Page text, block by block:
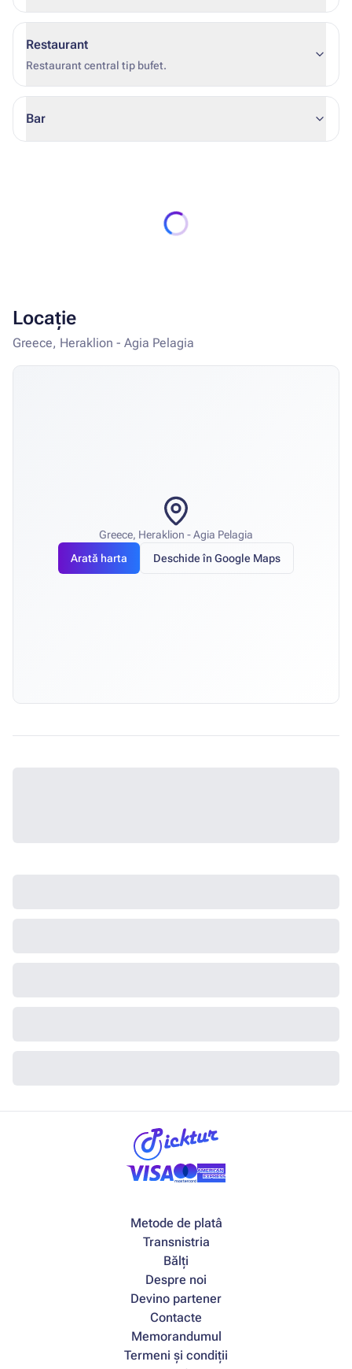
Restaurant
Restaurant central tip bufet.
Bar
Locație
Greece, Heraklion - Agia Pelagia
Greece, Heraklion - Agia Pelagia
Arată harta
Deschide în Google Maps
Metode de platâ
Transnistria
Bălți
Despre noi
Devino partener
Contacte
Memorandumul
Termeni și condiții